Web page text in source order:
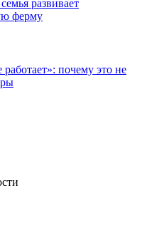
развивает
ферму
почему это не